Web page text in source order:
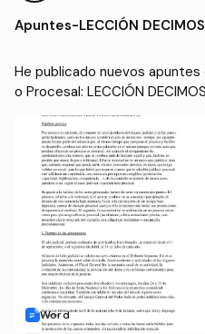
Apuntes-LECCIÓN
He publicado nuevos
o Procesal: LECCIÓN
Word